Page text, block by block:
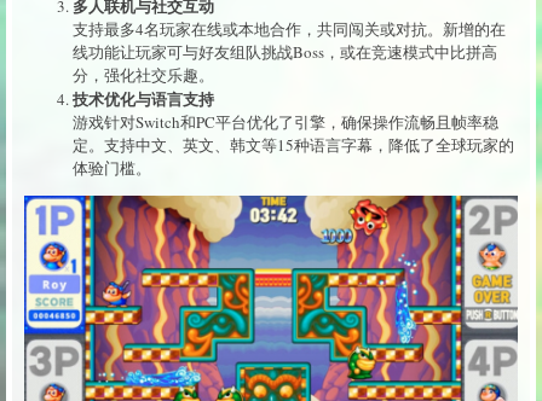
多人联机与社交互动
支持最多4名玩家在线或本地合作，共同闯关或对抗。新增的在
线功能让玩家可与好友组队挑战Boss，或在竞速模式中比拼高
分，强化社交乐趣。
技术优化与语言支持
游戏针对Switch和PC平台优化了引擎，确保操作流畅且帧率稳
定。支持中文、英文、韩文等15种语言字幕，降低了全球玩家的
体验门槛。